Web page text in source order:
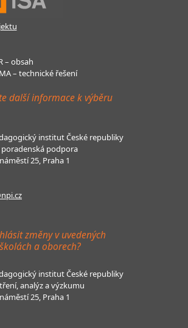
– obsah
– technické řešení
další informace k výběru
institut České republiky
podpora
25, Praha 1
změny v uvedených
a oborech?
institut České republiky
analýz a výzkumu
25, Praha 1